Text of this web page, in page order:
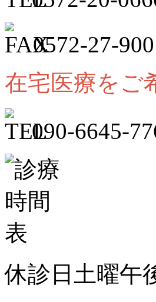
0572-27-
在宅医療をご
090-6645-
休診日 土曜午